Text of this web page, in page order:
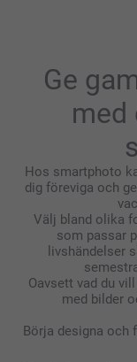
som den
Varma
Kirsi
Ge
med
Hos smartphoto
dig föreviga och
Välj bland olika
som passar
livshändelser
Oavsett vad du
med bilder
Börja designa och